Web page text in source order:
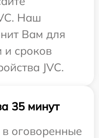
Наш
Вам для
и сроков
JVC.
35 минут
оговоренные